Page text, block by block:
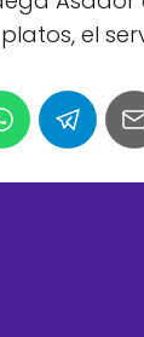
el